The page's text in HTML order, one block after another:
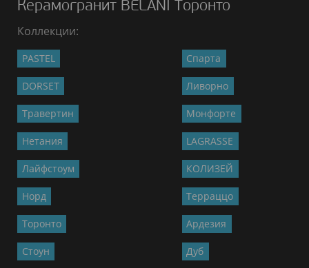
Керамогранит BELANI Торонто
Коллекции:
PASTEL Спарта
DORSET Ливорно
Травертин Монфорте
Нетания LAGRASSE
Лайфстоум КОЛИЗЕЙ
Норд Терраццо
Торонто Ардезия
Стоун Дуб